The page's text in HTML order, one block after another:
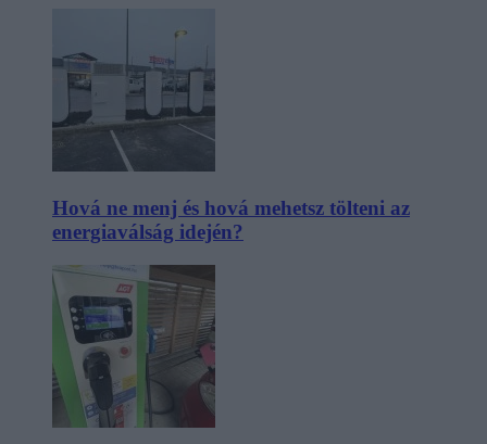
Hová ne menj és hová mehetsz tölteni az
energiaválság idején?